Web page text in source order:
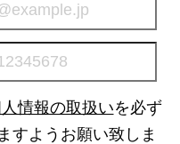
情報の取扱いを必ず
すようお願い致しま